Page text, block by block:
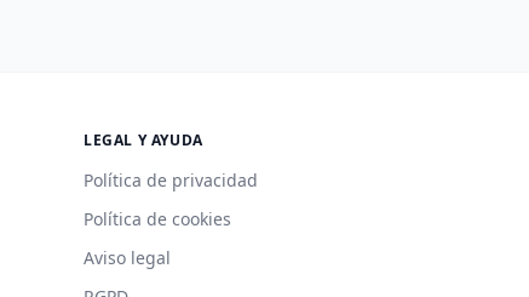
LEGAL Y AYUDA
Política de privacidad
Política de cookies
Aviso legal